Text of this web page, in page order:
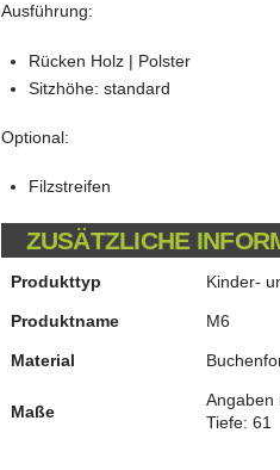
Ausführung:
Rücken Holz | Polster
Sitzhöhe: standard
Optional:
Filzstreifen
ZUSÄTZLICHE
Produkttyp Kinder-
Produktname M6
Material
Maße
Angaben
Tiefe: 61